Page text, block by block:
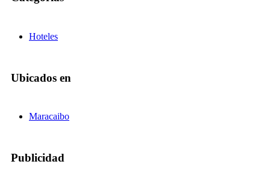
Hoteles
Ubicados en
Maracaibo
Publicidad